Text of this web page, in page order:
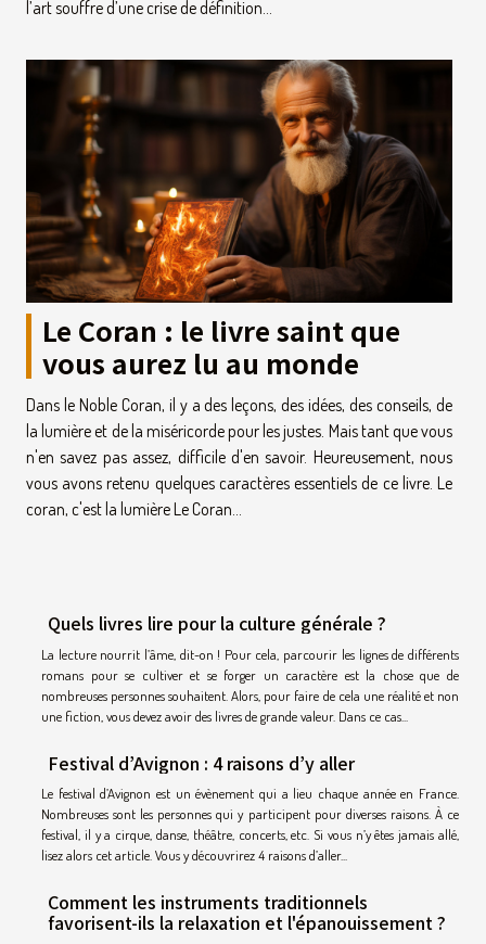
l’art souffre d’une crise de définition...
Le Coran : le livre saint que
vous aurez lu au monde
Dans le Noble Coran, il y a des leçons, des idées, des conseils, de
la lumière et de la miséricorde pour les justes. Mais tant que vous
n'en savez pas assez, difficile d'en savoir. Heureusement, nous
vous avons retenu quelques caractères essentiels de ce livre. Le
coran, c'est la lumière Le Coran...
Quels livres lire pour la culture générale ?
La lecture nourrit l’âme, dit-on ! Pour cela, parcourir les lignes de différents
romans pour se cultiver et se forger un caractère est la chose que de
nombreuses personnes souhaitent. Alors, pour faire de cela une réalité et non
une fiction, vous devez avoir des livres de grande valeur. Dans ce cas...
Festival d’Avignon : 4 raisons d’y aller
Le festival d’Avignon est un évènement qui a lieu chaque année en France.
Nombreuses sont les personnes qui y participent pour diverses raisons. À ce
festival, il y a cirque, danse, théâtre, concerts, etc. Si vous n’y êtes jamais allé,
lisez alors cet article. Vous y découvrirez 4 raisons d’aller...
Comment les instruments traditionnels
favorisent-ils la relaxation et l'épanouissement ?